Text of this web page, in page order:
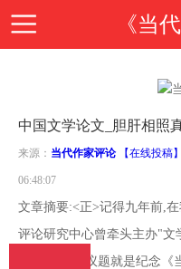
《当
页
期
导
刊
中国文学论文_胆肝相
来源： 当代作家评论 【在线投稿
06:48:07
文章摘要:<正>记得九年前,
评论研究中心曾牵头主办"
会,其中主要议题就是纪念《